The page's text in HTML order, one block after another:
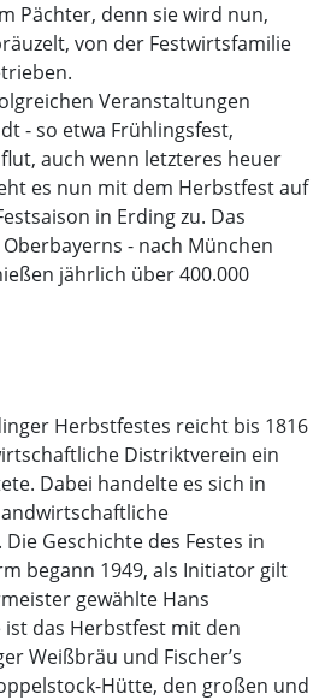
Pächter, denn sie wird nun,
von der Festwirtsfamilie
Veranstaltungen
- so etwa Frühlingsfest,
auch wenn letzteres heuer
es nun mit dem Herbstfest auf
in Erding zu. Das
- nach München
jährlich über 400.000
Herbstfestes reicht bis 1816
Distriktverein ein
Dabei handelte es sich in
Geschichte des Festes in
begann 1949, als Initiator gilt
gewählte Hans
das Herbstfest mit den
Weißbräu und Fischer’s
Hütte, den großen und